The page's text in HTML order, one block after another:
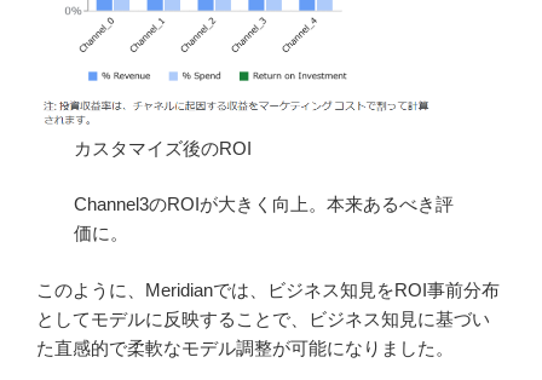
カスタマイズ後のROI
Channel3のROIが大きく向上。本来あるべき評
価に。
このように、Meridianでは、ビジネス知見をROI事前分布
としてモデルに反映することで、ビジネス知見に基づい
た直感的で柔軟なモデル調整が可能になりました。